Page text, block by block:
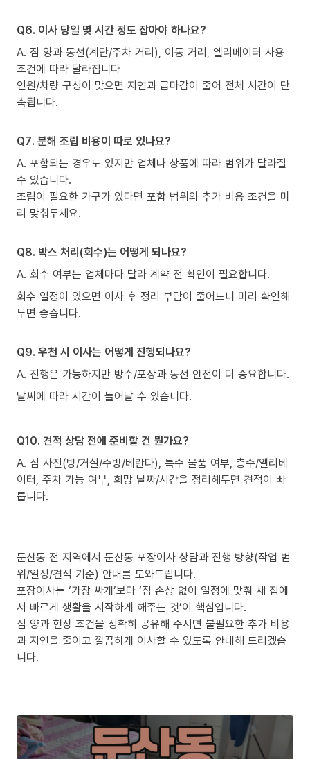
Q6. 이사 당일 몇 시간 정도 잡아야 하나요?
A. 짐 양과 동선(계단/주차 거리), 이동 거리, 엘리베이터 사용
조건에 따라 달라집니다
인원/차량 구성이 맞으면 지연과 급마감이 줄어 전체 시간이 단
축됩니다.
Q7. 분해 조립 비용이 따로 있나요?
A. 포함되는 경우도 있지만 업체나 상품에 따라 범위가 달라질
수 있습니다.
조립이 필요한 가구가 있다면 포함 범위와 추가 비용 조건을 미
리 맞춰두세요.
Q8. 박스 처리(회수)는 어떻게 되나요?
A. 회수 여부는 업체마다 달라 계약 전 확인이 필요합니다.
회수 일정이 있으면 이사 후 정리 부담이 줄어드니 미리 확인해
두면 좋습니다.
Q9. 우천 시 이사는 어떻게 진행되나요?
A. 진행은 가능하지만 방수/포장과 동선 안전이 더 중요합니다.
날씨에 따라 시간이 늘어날 수 있습니다.
Q10. 견적 상담 전에 준비할 건 뭔가요?
A. 짐 사진(방/거실/주방/베란다), 특수 물품 여부, 층수/엘리베
이터, 주차 가능 여부, 희망 날짜/시간을 정리해두면 견적이 빠
릅니다.
둔산동 전 지역에서 둔산동 포장이사 상담과 진행 방향(작업 범
위/일정/견적 기준) 안내를 도와드립니다.
포장이사는 ‘가장 싸게’보다 ‘짐 손상 없이 일정에 맞춰 새 집에
서 빠르게 생활을 시작하게 해주는 것’이 핵심입니다.
짐 양과 현장 조건을 정확히 공유해 주시면 불필요한 추가 비용
과 지연을 줄이고 깔끔하게 이사할 수 있도록 안내해 드리겠습
니다.